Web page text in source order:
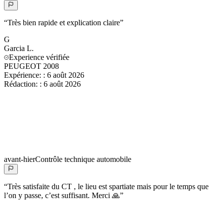
“Très bien rapide et explication claire”
G
Garcia L.
Experience vérifiée
PEUGEOT 2008
Expérience: : 6 août 2026
Rédaction: : 6 août 2026
avant-hierContrôle technique automobile
“Très satisfaite du CT , le lieu est spartiate mais pour le temps que
l’on y passe, c’est suffisant. Merci 🙏”